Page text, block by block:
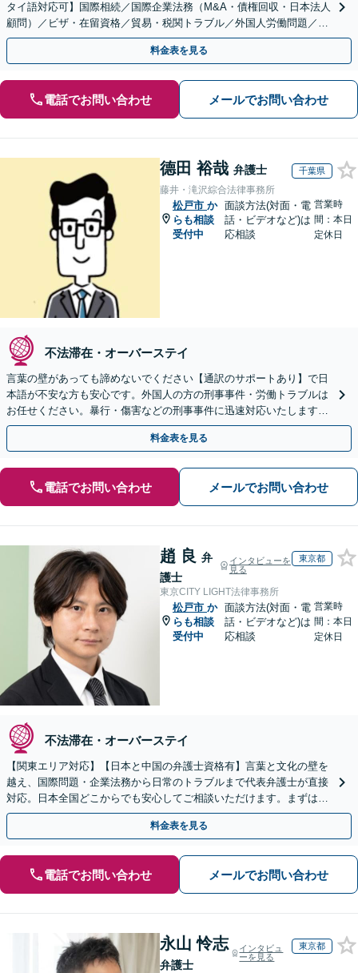
タイ語対応可】国際相続／国際企業法務（M&A・債権回収・日本法人
顧問）／ビザ・在留資格／貿易・税関トラブル／外国人労働問題／外
国人刑事事件など、幅広いご相談に対応可能
料金表を見る
電話でお問い合わせ メールでお問い合わせ
德田 裕哉 弁護士 千葉県
藤井・滝沢綜合法律事務所
松戸市 か
らも相談
受付中
面談方法(対面・電
話・ビデオなど)は
応相談
営業時
間：本日
定休日
不法滞在・オーバーステイ
言葉の壁があっても諦めないでください【通訳のサポートあり】で日
本語が不安な方も安心です。外国人の方の刑事事件・労働トラブルは
お任せください。暴行・傷害などの刑事事件に迅速対応いたします。
【事前予約で休日・夜間面談可】
料金表を見る
電話でお問い合わせ メールでお問い合わせ
趙 良 弁
護士
インタビューを
見る
東京都
東京CITY LIGHT法律事務所
松戸市 か
らも相談
受付中
面談方法(対面・電
話・ビデオなど)は
応相談
営業時
間：本日
定休日
不法滞在・オーバーステイ
【関東エリア対応】【日本と中国の弁護士資格有】言葉と文化の壁を
越え、国際問題・企業法務から日常のトラブルまで代表弁護士が直接
対応。日本全国どこからでも安心してご相談いただけます。まずは一
歩を踏み出してみませんか。【初回相談無料】
料金表を見る
電話でお問い合わせ メールでお問い合わせ
永山 怜志
弁護士
インタビュ
ーを見る
東京都